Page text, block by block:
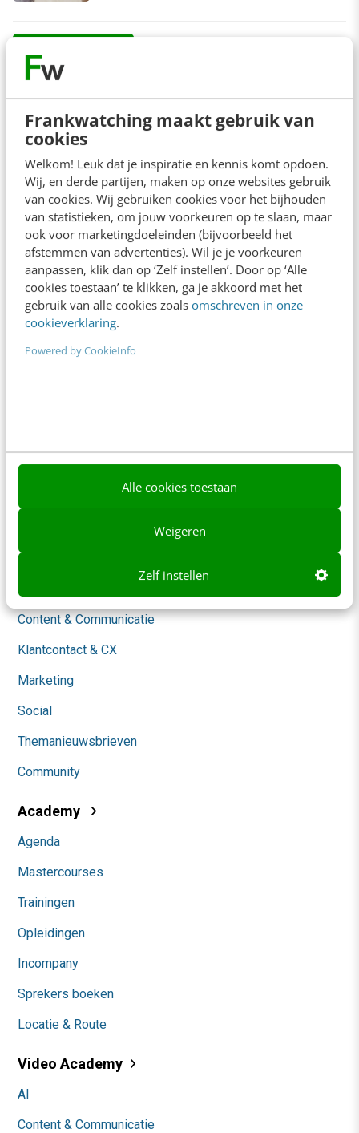
Frankwatching maakt gebruik van
cookies
Welkom! Leuk dat je inspiratie en kennis komt opdoen.
Wij, en derde partijen, maken op onze websites gebruik
van cookies. Wij gebruiken cookies voor het bijhouden
van statistieken, om jouw voorkeuren op te slaan, maar
ook voor marketingdoeleinden (bijvoorbeeld het
afstemmen van advertenties). Wil je je voorkeuren
aanpassen, klik dan op ‘Zelf instellen’. Door op ‘Alle
cookies toestaan’ te klikken, ga je akkoord met het
gebruik van alle cookies zoals omschreven in onze
cookieverklaring.
Powered by CookieInfo
Alle cookies toestaan
Weigeren
Zelf instellen
Bekijk meer
Contact
redactie@frankwatching.com
+31 30 200 1045
Tarieven
Meer contactopties
Frankwatching
Ons team
Blog
Content & Communicatie
Klantcontact & CX
Marketing
Social
Themanieuwsbrieven
Community
Academy
Agenda
Mastercourses
Trainingen
Opleidingen
Incompany
Sprekers boeken
Locatie & Route
Video Academy
AI
Content & Communicatie